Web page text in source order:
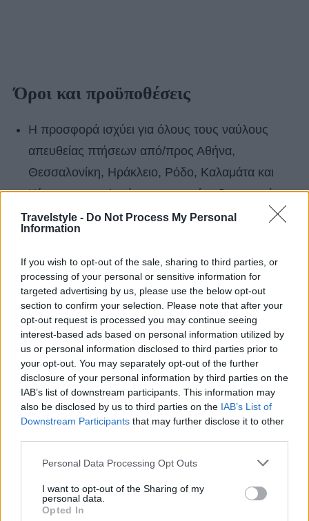
Travelstyle - Do Not Process My Personal
Information
If you wish to opt-out of the sale, sharing to third parties, or
processing of your personal or sensitive information for
targeted advertising by us, please use the below opt-out
section to confirm your selection. Please note that after your
opt-out request is processed you may continue seeing
interest-based ads based on personal information utilized by
us or personal information disclosed to third parties prior to
your opt-out. You may separately opt-out of the further
disclosure of your personal information by third parties on the
IAB’s list of downstream participants. This information may
also be disclosed by us to third parties on the IAB’s List of
Downstream Participants that may further disclose it to other
Please note that this website/app uses one or more Google
not limited to your visit or usage behaviour. You may click to
grant or deny consent to Google and its third-party tags to
use your data for below specified purposes in below Google
Personal Data Processing Opt Outs
I want to opt-out of the Sharing of my
personal data.
Opted In
Όροι και προϋποθέσεις
Η προσφορά ισχύει για όλους τους ναύλους
απευθείας πτήσεων από/προς Αθήνα,
Θεσσαλονίκη, Ηράκλειο, Ρόδο, Καλαμάτα και
Κέρκυρα προς/από προορισμούς εξωτερικού με
απλή μετάβαση και με επιστροφή.
πραγματοποιηθούν έως και 21/06/2020 για
πτήσεις με την AEGEAN από 15/07/2020 έως
και 30/09/2020.
Στην προσφορά δεν συμπεριλαμβάνονται οι
πτήσεις από/προς Λάρνακα.
Η έκπτωση πραγματοποιείται επί των
χρεώσεων: ναύλου εισιτηρίων απευθείας
πτήσεων και επίναυλου καυσίμων.
τη διάρκεια της προσφοράς είναι ήδη μειωμένες